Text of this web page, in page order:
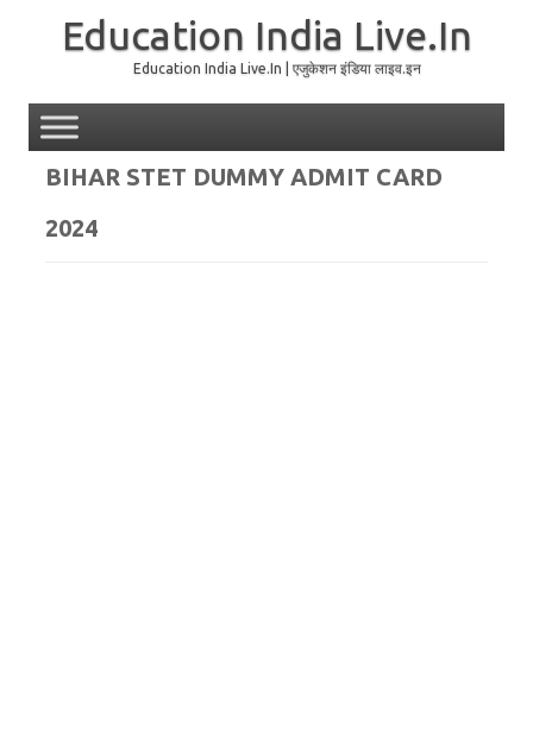
Education India Live.In
Education India Live.In | एजुकेशन इंडिया लाइव.इन
BIHAR STET DUMMY ADMIT CARD
2024